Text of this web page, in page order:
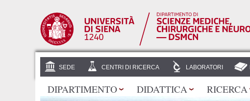
SEDE CENTRI DI RICERCA LABORATORI
DIPARTIMENTO DIDATTICA RICERCA